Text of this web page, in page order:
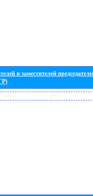
и заместителей